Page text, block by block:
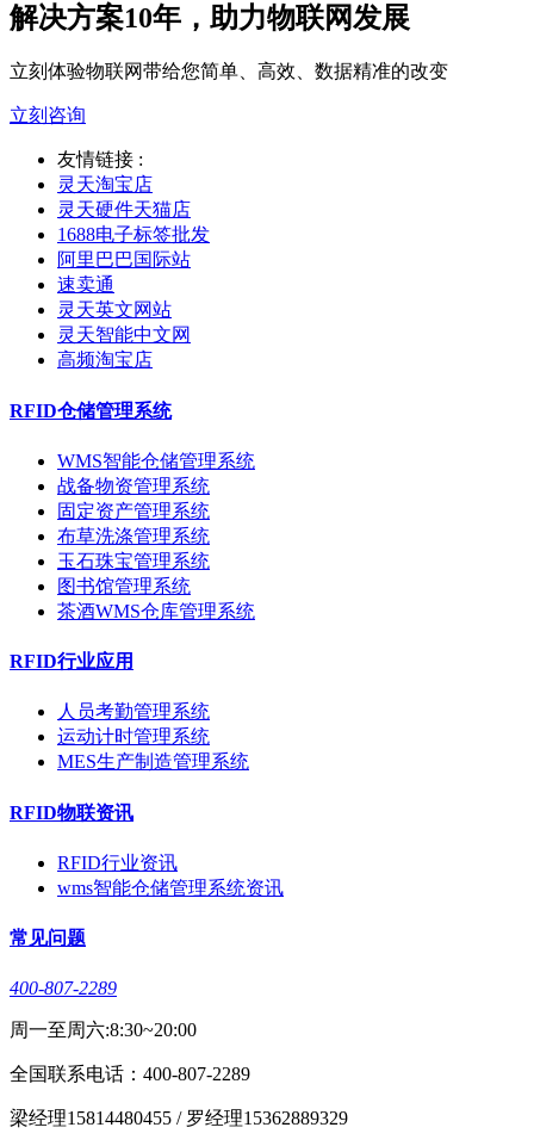
解决方案10年，助力物联网发展
立刻体验物联网带给您简单、高效、数据精准的改变
立刻咨询
友情链接 :
灵天淘宝店
灵天硬件天猫店
1688电子标签批发
阿里巴巴国际站
速卖通
灵天英文网站
灵天智能中文网
高频淘宝店
RFID仓储管理系统
WMS智能仓储管理系统
战备物资管理系统
固定资产管理系统
布草洗涤管理系统
玉石珠宝管理系统
图书馆管理系统
茶酒WMS仓库管理系统
RFID行业应用
人员考勤管理系统
运动计时管理系统
MES生产制造管理系统
RFID物联资讯
RFID行业资讯
wms智能仓储管理系统资讯
常见问题
400-807-2289
周一至周六:8:30~20:00
全国联系电话：400-807-2289
梁经理15814480455 / 罗经理15362889329